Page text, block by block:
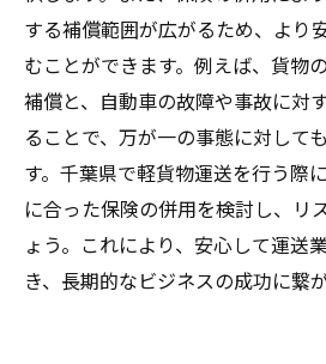
する補償範囲が広がるため、より
むことができます。例えば、貨物
補償と、自動車の故障や事故に対
ることで、万が一の事態に対して
す。千葉県で軽貨物運送を行う際
に合った保険の併用を検討し、リ
ょう。これにより、安心して運送
き、長期的なビジネスの成功に繋が